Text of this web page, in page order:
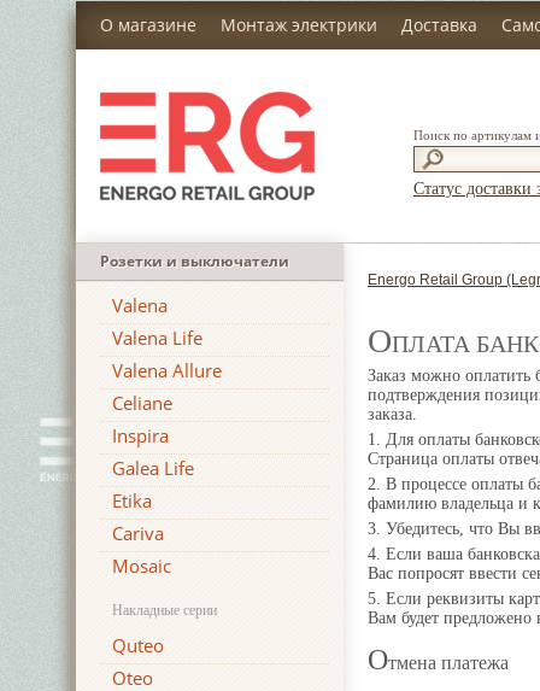
О магазине Монтаж электрики Доставка
Поиск по артикулам
Статус доставки
Розетки и выключатели
Valena
Valena Life
Valena Allure
Celiane
Inspira
Galea Life
Etika
Cariva
Mosaic
Накладные серии
Quteo
Oteo
Energo Retail Group
ОПЛАТА
Заказ можно оплатить
подтверждения
заказа.
1. Для оплаты
Страница оплаты
2. В процессе оплаты
фамилию владельца и
3. Убедитесь, что Вы
4. Если ваша
Вас попросят ввести
5. Если реквизиты
Вам будет предложено
Отмена платежа